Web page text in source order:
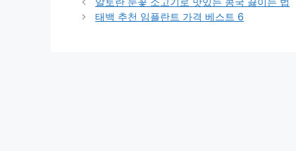
태백 추천 임플란트 가격 베스트 6